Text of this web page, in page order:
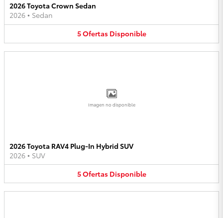
2026 Toyota Crown Sedan
2026 • Sedan
5Ofertas Disponible
Imagen no disponible
2026 Toyota RAV4 Plug-In Hybrid SUV
2026 • SUV
5Ofertas Disponible